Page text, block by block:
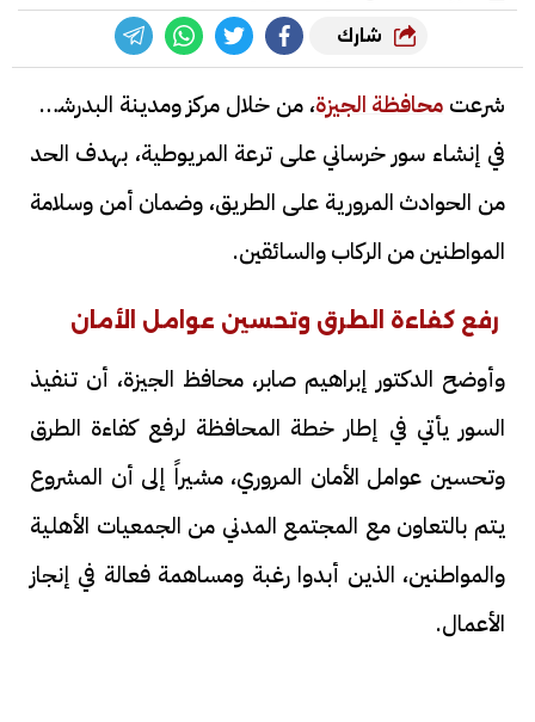
شارك
شرعت محافظة الجيزة، من خلال مركز ومدينة البدرشين،
في إنشاء سور خرساني على ترعة المريوطية، بهدف الحد
من الحوادث المرورية على الطريق، وضمان أمن وسلامة
المواطنين من الركاب والسائقين.
رفع كفاءة الطرق وتحسين عوامل الأمان
وأوضح الدكتور إبراهيم صابر، محافظ الجيزة، أن تنفيذ
السور يأتي في إطار خطة المحافظة لرفع كفاءة الطرق
وتحسين عوامل الأمان المروري، مشيراً إلى أن المشروع
يتم بالتعاون مع المجتمع المدني من الجمعيات الأهلية
والمواطنين، الذين أبدوا رغبة ومساهمة فعالة في إنجاز
الأعمال.